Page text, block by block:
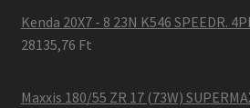
Kenda 20X7 - 8 23N K546 SPEEDR.
28135,76 Ft
Maxxis 180/55 ZR 17 (73W)